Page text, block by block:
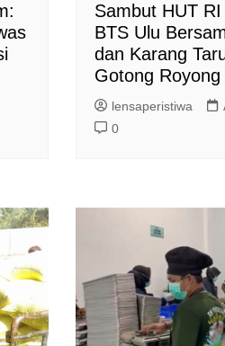
Sambut HUT
BTS Ulu
dan Karang
Gotong Royong
lensaperistiwa
0